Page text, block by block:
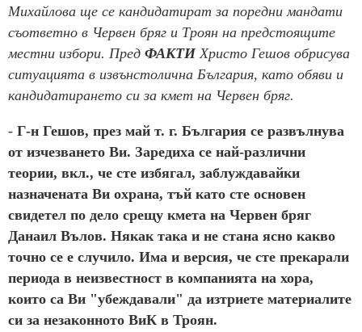
Михайлова ще се кандидатират за поредни мандати
съответно в Червен бряг и Троян на предстоящите
местни избори. Пред ФАКТИХристо Гешов обрисува
ситуацията в извънстолична България, като обяви и
кандидатирането си за кмет на Червен бряг.
- Г-н Гешов, през май т. г. България се развълнува
от изчезването Ви. Заредиха се най-различни
теории, вкл., че сте избягал, заблуждавайки
назначената Ви охрана, тъй като сте основен
свидетел по дело срещу кмета на Червен бряг
Данаил Вълов. Някак така и не стана ясно какво
точно се е случило. Има и версия, че сте прекарали
периода в неизвестност в компанията на хора,
които са Ви "убеждавали" да изтриете материалите
си за незаконното ВиК в Троян.